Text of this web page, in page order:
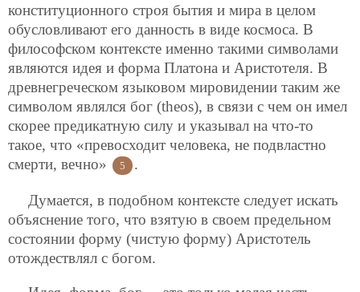
конституционного строя бытия и мира в целом
обусловливают его данность в виде космоса. В
философском контексте именно такими символами
являются идея и форма Платона и Аристотеля. В
древнегреческом языковом мировидении таким же
символом являлся бог (theos), в связи с чем он имел
скорее предикатную силу и указывал на что-то
такое, что «превосходит человека, не подвластно
смерти, вечно»
5 .
Думается, в подобном контексте следует искать
объяснение того, что взятую в своем предельном
состоянии форму (чистую форму) Аристотель
отождествлял с богом.